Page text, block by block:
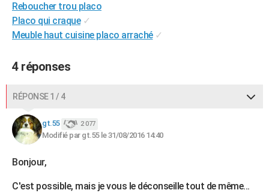
BONS PLANS
CARTE DE VOEUX
Carte de Noël
Carte Bonne année
Carte Saint-Valentin
Carte Pâques
Carte d'anniversaire
DICTIONNAIRE
Biographies
Expressions
PROGRAMME TV
COPAINS D'AVANT
S'inscrire
Se connecter
Lycées
Collèges
Primaires
Universités
Entreprises
Service militaire
Avis de recherche
AVIS DE DÉCÈS
FORUM
Bricolage
Lifestyle
Culture
Sport
Auto
Television
Voyage
Cinema
Reboucher trou placo
Placo qui craque ✓
Meuble haut cuisine placo arraché ✓
4 réponses
RÉPONSE 1 / 4
gt.55 2 077
Modifié par gt.55 le 31/08/2016 14:40
Bonjour,
C'est possible, mais je vous le déconseille tout de même...